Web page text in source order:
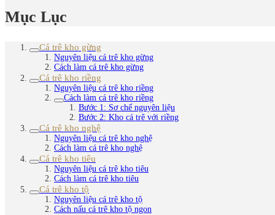
Mục Lục
Cá trê kho gừng
Nguyên liệu cá trê kho gừng
Cách làm cá trê kho gừng
Cá trê kho riềng
Nguyên liệu cá trê kho riềng
Cách làm cá trê kho riềng
Bước 1: Sơ chế nguyên liệu
Bước 2: Kho cá trê với riềng
Cá trê kho nghệ
Nguyên liệu cá trê kho nghệ
Cách làm cá trê kho nghệ
Cá trê kho tiêu
Nguyên liệu cá trê kho tiêu
Cách làm cá trê kho tiêu
Cá trê kho tộ
Nguyên liệu cá trê kho tộ
Cách nấu cá trê kho tộ ngon